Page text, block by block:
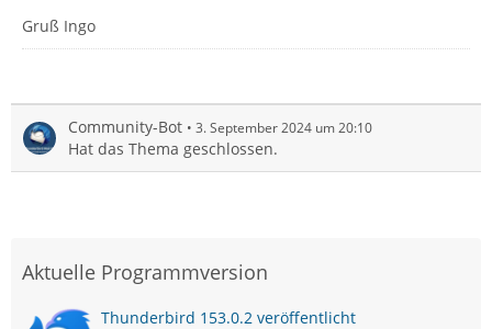
Gruß Ingo
Community-Bot 3. September 2024 um 20:10
Hat das Thema geschlossen.
Aktuelle Programmversion
Thunderbird 153.0.2 veröffentlicht